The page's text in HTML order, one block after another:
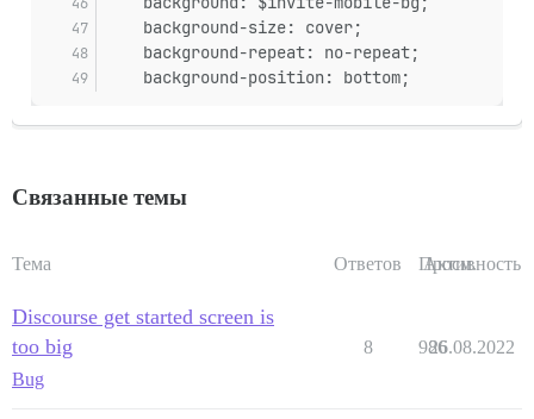
    background-size: cover;
    background-repeat: no-repeat;
    background-position: bottom;
Связанные темы
Тема Ответов Просм.
Активность
Discourse get started screen is
too big
Bug
8 986
26.08.2022